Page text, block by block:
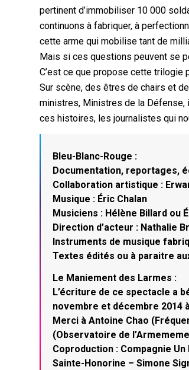
pertinent d’immobiliser 10 000
continuons à fabriquer, à
cette arme qui mobilise tant de
Mais si ces questions peuvent se
C’est ce que propose cette trilogie
Sur scène, des êtres de chairs et
ministres, Ministres de la Défense,
ces histoires, les journalistes qui
Bleu-Blanc-Rouge :
Documentation, reportages,
Collaboration artistique :
Musique : Éric Chalan
Musiciens : Hélène Billard ou
Direction d’acteur : Nathalie
Instruments de musique
Textes édités ou à paraitre
Le Maniement des Larmes :
L’écriture de ce spectacle a
novembre et décembre 2014
Merci à Antoine Chao
(Observatoire de
Coproduction : Compagnie
Sainte-Honorine – Simone